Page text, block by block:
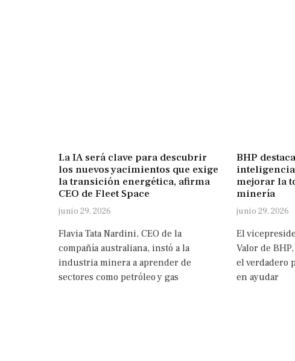
La IA será clave para descubrir
los nuevos yacimientos que exige
la transición energética, afirma
CEO de Fleet Space
junio 29, 2026
Flavia Tata Nardini, CEO de la
compañía australiana, instó a la
industria minera a aprender de
sectores como petróleo y gas
BHP
mejorar la
minería
junio 29, 2026
El
Valor de
el verdadero
en ayudar